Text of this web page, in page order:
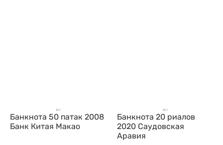
Банкнота 50 патак 2008
Банк Китая Макао
Банкнота 20 риалов
2020 Саудовская
Аравия